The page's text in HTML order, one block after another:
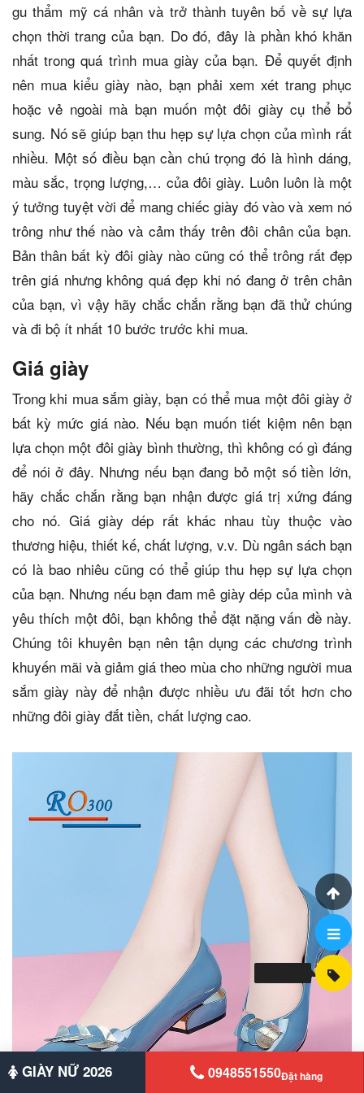
gu thẩm mỹ cá nhân và trở thành tuyên bố về sự lựa
chọn thời trang của bạn. Do đó, đây là phần khó khăn
nhất trong quá trình mua giày của bạn. Để quyết định
nên mua kiểu giày nào, bạn phải xem xét trang phục
hoặc vẻ ngoài mà bạn muốn một đôi giày cụ thể bổ
sung. Nó sẽ giúp bạn thu hẹp sự lựa chọn của mình rất
nhiều. Một số điều bạn cần chú trọng đó là hình dáng,
màu sắc, trọng lượng,… của đôi giày. Luôn luôn là một
ý tưởng tuyệt vời để mang chiếc giày đó vào và xem nó
trông như thế nào và cảm thấy trên đôi chân của bạn.
Bản thân bất kỳ đôi giày nào cũng có thể trông rất đẹp
trên giá nhưng không quá đẹp khi nó đang ở trên chân
của bạn, vì vậy hãy chắc chắn rằng bạn đã thử chúng
và đi bộ ít nhất 10 bước trước khi mua.
Giá giày
Trong khi mua sắm giày, bạn có thể mua một đôi giày ở
bất kỳ mức giá nào. Nếu bạn muốn tiết kiệm nên bạn
lựa chọn một đôi giày bình thường, thì không có gì đáng
để nói ở đây. Nhưng nếu bạn đang bỏ một số tiền lớn,
hãy chắc chắn rằng bạn nhận được giá trị xứng đáng
cho nó. Giá giày dép rất khác nhau tùy thuộc vào
thương hiệu, thiết kế, chất lượng, v.v. Dù ngân sách bạn
có là bao nhiêu cũng có thể giúp thu hẹp sự lựa chọn
của bạn. Nhưng nếu bạn đam mê giày dép của mình và
yêu thích một đôi, bạn không thể đặt nặng vấn đề này.
Chúng tôi khuyên bạn nên tận dụng các chương trình
khuyến mãi và giảm giá theo mùa cho những người mua
sắm giày này để nhận được nhiều ưu đãi tốt hơn cho
những đôi giày đắt tiền, chất lượng cao.
GIÀY NỮ 2026 0948551550Đặt hàng